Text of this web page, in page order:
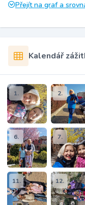
Přejít na graf a
Kalendář
1. 2.
6. 7.
11. 12.